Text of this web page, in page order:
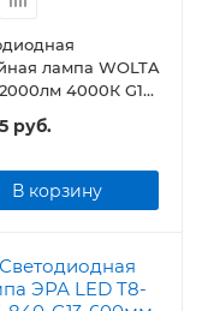
лампа WOLTA
4000К G13
руб.
В корзину